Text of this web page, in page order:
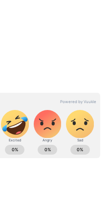
उपसभापति पद के लिए
किया है।"